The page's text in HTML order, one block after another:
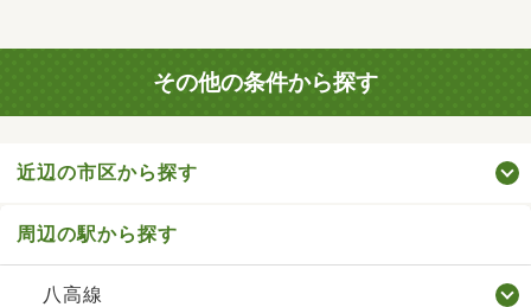
その他の条件から探す
近辺の市区から探す
周辺の駅から探す
八高線